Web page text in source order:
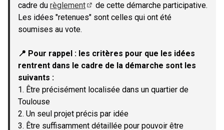
cadre du règlement
(Lien externe)
de cette démarche participative.
Les idées "retenues" sont celles qui ont été
soumises au vote.
📍 Pour rappel : les critères pour que les idées
rentrent dans le cadre de la démarche sont les
suivants :
1. Être précisément localisée dans un quartier de
Toulouse
2. Un seul projet précis par idée
3. Être suffisamment détaillée pour pouvoir être